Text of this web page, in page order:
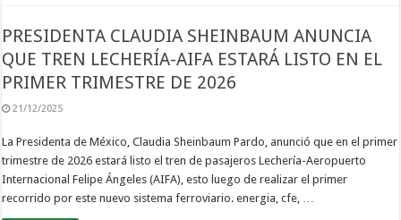
PRESIDENTA CLAUDIA SHEINBAUM ANUNCIA
QUE TREN LECHERÍA-AIFA ESTARÁ LISTO EN EL
PRIMER TRIMESTRE DE 2026
21/12/2025
La Presidenta de México, Claudia Sheinbaum Pardo, anunció que en el primer
trimestre de 2026 estará listo el tren de pasajeros Lechería-Aeropuerto
Internacional Felipe Ángeles (AIFA), esto luego de realizar el primer
recorrido por este nuevo sistema ferroviario. energia, cfe, …